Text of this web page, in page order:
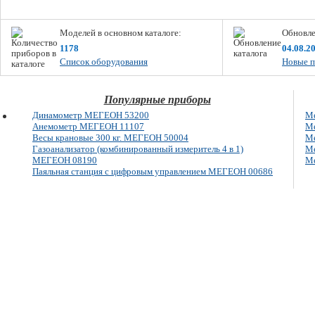
Моделей в основном каталоге:
1178
Список оборудования
Новые
Популярные приборы
Динамометр МЕГЕОН 53200
Анемометр МЕГЕОН 11107
Весы крановые 300 кг. МЕГЕОН 50004
Газоанализатор (комбинированный измеритель 4 в 1)
МЕГЕОН 08190
Паяльная станция с цифровым управлением МЕГЕОН 00686